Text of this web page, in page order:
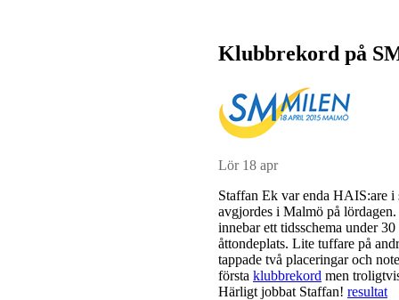
Klubbrekord på
Lör 18 apr
Staffan Ek var enda HAIS:are i
avgjordes i Malmö på
innebar ett tidsschema under
åttondeplats. Lite tuffare på
tappade två placeringar och
första klubbrekord men
Härligt jobbat Staffan! resultat